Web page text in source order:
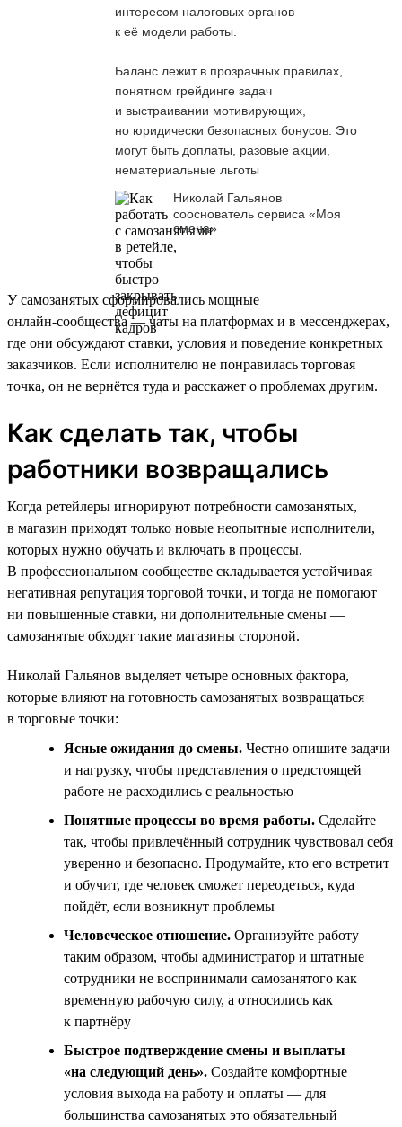
интересом налоговых органов
к её модели работы.
Баланс лежит в прозрачных правилах,
понятном грейдинге задач
и выстраивании мотивирующих,
но юридически безопасных бонусов. Это
могут быть доплаты, разовые акции,
нематериальные льготы
Николай Гальянов
сооснователь сервиса «Моя
смена»
У самозанятых сформировались мощные
онлайн‑сообщества — чаты на платформах и в мессенджерах,
где они обсуждают ставки, условия и поведение конкретных
заказчиков. Если исполнителю не понравилась торговая
точка, он не вернётся туда и расскажет о проблемах другим.
Как сделать так, чтобы
работники возвращались
Когда ретейлеры игнорируют потребности самозанятых,
в магазин приходят только новые неопытные исполнители,
которых нужно обучать и включать в процессы.
В профессиональном сообществе складывается устойчивая
негативная репутация торговой точки, и тогда не помогают
ни повышенные ставки, ни дополнительные смены —
самозанятые обходят такие магазины стороной.
Николай Гальянов выделяет четыре основных фактора,
которые влияют на готовность самозанятых возвращаться
в торговые точки:
Ясные ожидания до смены. Честно опишите задачи
и нагрузку, чтобы представления о предстоящей
работе не расходились с реальностью
Понятные процессы во время работы. Сделайте
так, чтобы привлечённый сотрудник чувствовал себя
уверенно и безопасно. Продумайте, кто его встретит
и обучит, где человек сможет переодеться, куда
пойдёт, если возникнут проблемы
Человеческое отношение. Организуйте работу
таким образом, чтобы администратор и штатные
сотрудники не воспринимали самозанятого как
временную рабочую силу, а относились как
к партнёру
Быстрое подтверждение смены и выплаты
«на следующий день». Создайте комфортные
условия выхода на работу и оплаты — для
большинства самозанятых это обязательный